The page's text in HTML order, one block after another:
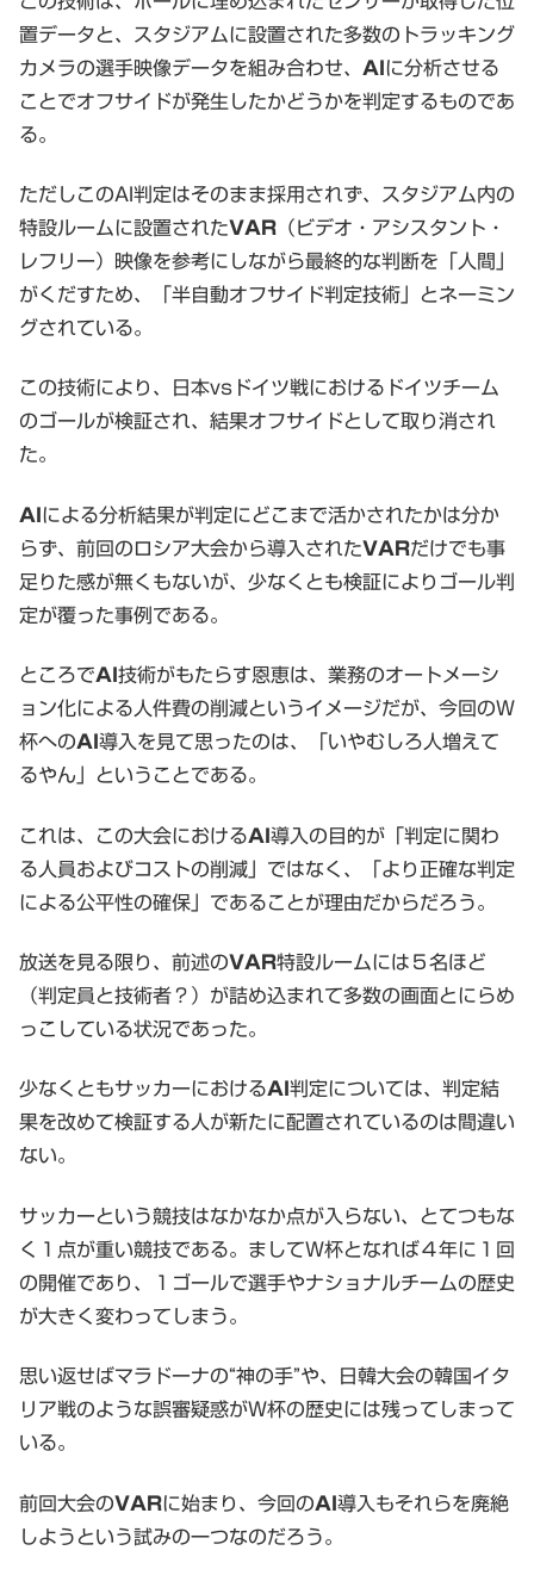
置データと、スタジアムに設置された多数のトラッキング
カメラの選手映像データを組み合わせ、 AI に分析させる
ことでオフサイドが発生したかどうかを判定するものであ
る。
ただしこのAI判定はそのまま採用されず、スタジアム内の
特設ルームに設置されたVAR （ビデオ・アシスタント・
レフリー）映像を参考にしながら最終的な判断を「人間」
がくだすため、「半自動オフサイド判定技術」とネーミン
グされている。
この技術により、日本vsドイツ戦におけるドイツチーム
のゴールが検証され、結果オフサイドとして取り消され
た。
AI による分析結果が判定にどこまで活かされたかは分か
らず、前回のロシア大会から導入されたVARだけでも事
足りた感が無くもないが、少なくとも検証によりゴール判
定が覆った事例である。
ところでAI 技術がもたらす恩恵は、業務のオートメーシ
ョン化による人件費の削減というイメージだが、今回のW
杯へのAI 導入を見て思ったのは、「いやむしろ人増えて
るやん」ということである。
これは、この大会におけるAI 導入の目的が「判定に関わ
る人員およびコストの削減」ではなく、「より正確な判定
による公平性の確保」であることが理由だからだろう。
放送を見る限り、前述のVAR特設ルームには５名ほど
（判定員と技術者？）が詰め込まれて多数の画面とにらめ
っこしている状況であった。
少なくともサッカーにおけるAI 判定については、判定結
果を改めて検証する人が新たに配置されているのは間違い
ない。
サッカーという競技はなかなか点が入らない、とてつもな
く１点が重い競技である。ましてW杯となれば４年に１回
の開催であり、１ゴールで選手やナショナルチームの歴史
が大きく変わってしまう。
思い返せばマラドーナの“神の手”や、日韓大会の韓国イタ
リア戦のような誤審疑惑がＷ杯の歴史には残ってしまって
いる。
前回大会のVARに始まり、今回のAI導入もそれらを廃絶
しようという試みの一つなのだろう。